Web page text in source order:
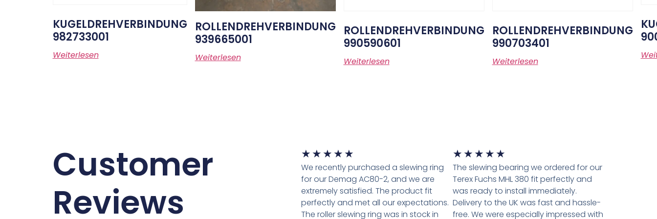
KUGELDREHVERBINDUNG
982733001
Weiterlesen
ROLLENDREHVERBINDUNG
939665001
Weiterlesen
ROLLENDREHVERBINDUNG
990590601
Weiterlesen
ROLLENDREHVERBINDUNG
990703401
Weiterlesen
Customer
Reviews
★ ★ ★ ★ ★
We recently purchased a slewing ring
for our Demag AC80-2, and we are
extremely satisfied. The product fit
perfectly and met all our expectations.
The roller slewing ring was in stock in
★ ★ ★ ★ ★
The slewing bearing we ordered for our
Terex Fuchs MHL 380 fit perfectly and
was ready to install immediately.
Delivery to the UK was fast and hassle-
free. We were especially impressed with